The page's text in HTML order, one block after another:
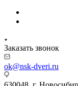
Заказать звонок
ok@nsk-dveri.ru